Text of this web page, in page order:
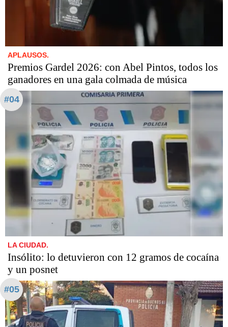
APLAUSOS.
Premios Gardel 2026: con Abel Pintos, todos los
ganadores en una gala colmada de música
#04
LA CIUDAD.
Insólito: lo detuvieron con 12 gramos de cocaína
y un posnet
#05